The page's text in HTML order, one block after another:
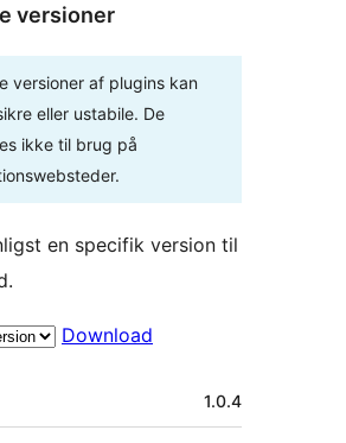
versioner
versioner af plugins kan
eller ustabile. De
ikke til brug på
en specifik version til
Download
1.0.4